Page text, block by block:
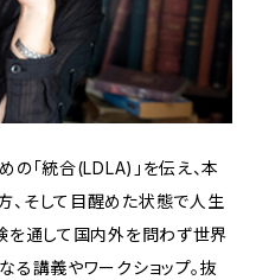
の「統合(LDLA)」を伝え、本
、そして目醒めた状態で人生
を通して国内外を問わず世界
る講義やワークショップ。抜